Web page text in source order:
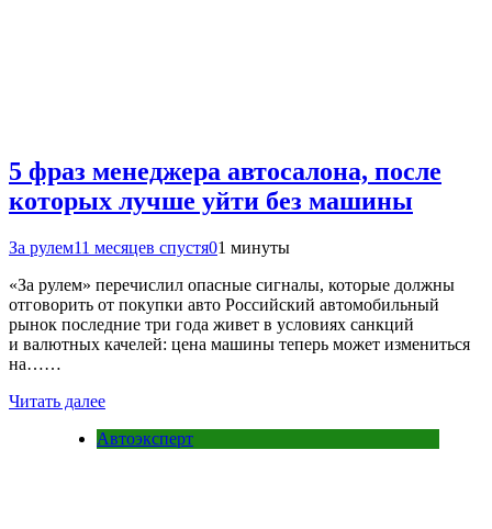
5 фраз менеджера автосалона, после
которых лучше уйти без машины
За рулем11 месяцев спустя01 минуты
«За рулем» перечислил опасные сигналы, которые должны
отговорить от покупки авто Российский автомобильный
рынок последние три года живет в условиях санкций
и валютных качелей: цена машины теперь может измениться
на……
Читать далее
Автоэксперт